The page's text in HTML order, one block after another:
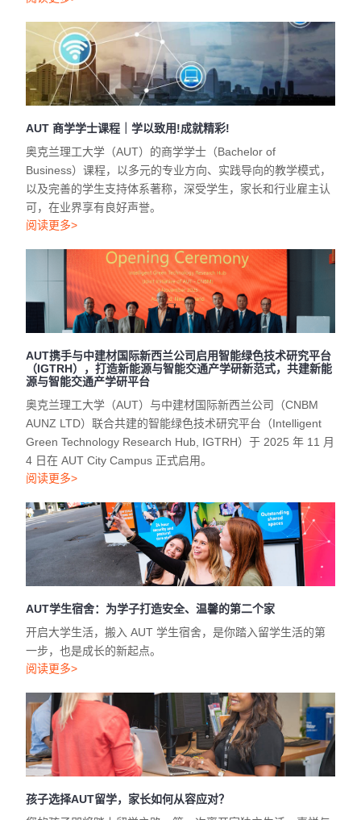
AUT 商学学士课程｜学以致用!成就精彩!
奥克兰理工大学（AUT）的商学学士（Bachelor of
Business）课程，以多元的专业方向、实践导向的教学模式，
以及完善的学生支持体系著称，深受学生，家长和行业雇主认
可，在业界享有良好声誉。
阅读更多>
AUT携手与中建材国际新西兰公司启用智能绿色技术研究平台
（IGTRH），打造新能源与智能交通产学研新范式，共建新能
源与智能交通产学研平台
奥克兰理工大学（AUT）与中建材国际新西兰公司（CNBM
AUNZ LTD）联合共建的智能绿色技术研究平台（Intelligent
Green Technology Research Hub, IGTRH）于 2025 年 11 月
4 日在 AUT City Campus 正式启用。
阅读更多>
AUT学生宿舍：为学子打造安全、温馨的第二个家
开启大学生活，搬入 AUT 学生宿舍，是你踏入留学生活的第
一步，也是成长的新起点。
阅读更多>
孩子选择AUT留学，家长如何从容应对？